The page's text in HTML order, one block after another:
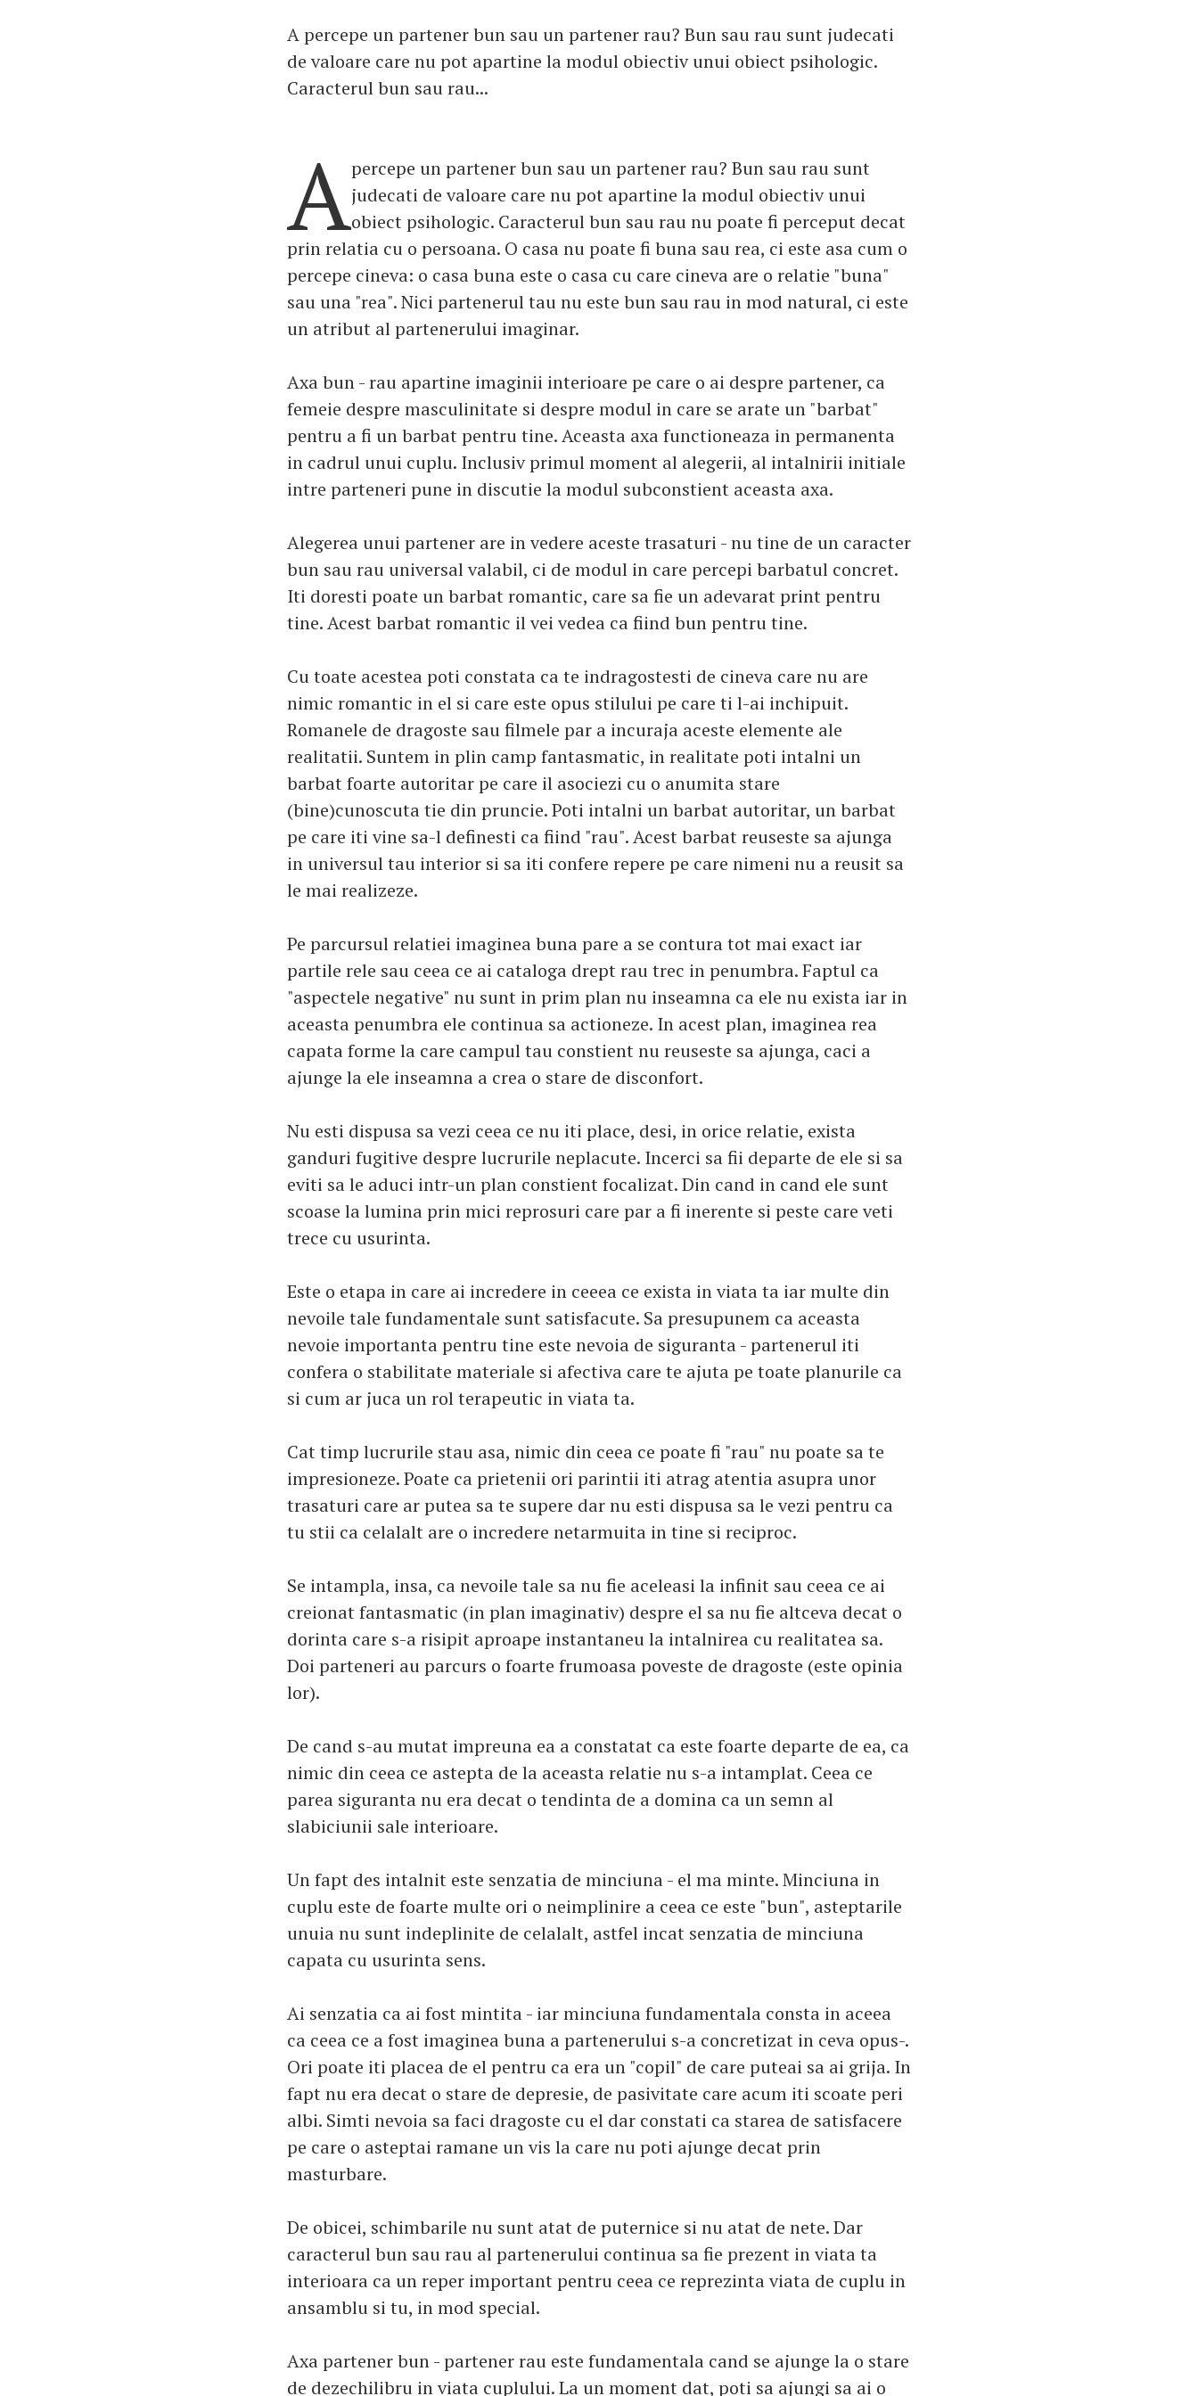
A percepe un partener bun sau un partener rau? Bun sau rau sunt judecati
de valoare care nu pot apartine la modul obiectiv unui obiect psihologic.
Caracterul bun sau rau...
Apercepe un partener bun sau un partener rau? Bun sau rau sunt
judecati de valoare care nu pot apartine la modul obiectiv unui
obiect psihologic. Caracterul bun sau rau nu poate fi perceput decat
prin relatia cu o persoana. O casa nu poate fi buna sau rea, ci este asa cum o
percepe cineva: o casa buna este o casa cu care cineva are o relatie "buna"
sau una "rea". Nici partenerul tau nu este bun sau rau in mod natural, ci este
un atribut al partenerului imaginar.
Axa bun - rau apartine imaginii interioare pe care o ai despre partener, ca
femeie despre masculinitate si despre modul in care se arate un "barbat"
pentru a fi un barbat pentru tine. Aceasta axa functioneaza in permanenta
in cadrul unui cuplu. Inclusiv primul moment al alegerii, al intalnirii initiale
intre parteneri pune in discutie la modul subconstient aceasta axa.
Alegerea unui partener are in vedere aceste trasaturi - nu tine de un caracter
bun sau rau universal valabil, ci de modul in care percepi barbatul concret.
Iti doresti poate un barbat romantic, care sa fie un adevarat print pentru
tine. Acest barbat romantic il vei vedea ca fiind bun pentru tine.
Cu toate acestea poti constata ca te indragostesti de cineva care nu are
nimic romantic in el si care este opus stilului pe care ti l-ai inchipuit.
Romanele de dragoste sau filmele par a incuraja aceste elemente ale
realitatii. Suntem in plin camp fantasmatic, in realitate poti intalni un
barbat foarte autoritar pe care il asociezi cu o anumita stare
(bine)cunoscuta tie din pruncie. Poti intalni un barbat autoritar, un barbat
pe care iti vine sa-l definesti ca fiind "rau". Acest barbat reuseste sa ajunga
in universul tau interior si sa iti confere repere pe care nimeni nu a reusit sa
le mai realizeze.
Pe parcursul relatiei imaginea buna pare a se contura tot mai exact iar
partile rele sau ceea ce ai cataloga drept rau trec in penumbra. Faptul ca
"aspectele negative" nu sunt in prim plan nu inseamna ca ele nu exista iar in
aceasta penumbra ele continua sa actioneze. In acest plan, imaginea rea
capata forme la care campul tau constient nu reuseste sa ajunga, caci a
ajunge la ele inseamna a crea o stare de disconfort.
Nu esti dispusa sa vezi ceea ce nu iti place, desi, in orice relatie, exista
ganduri fugitive despre lucrurile neplacute. Incerci sa fii departe de ele si sa
eviti sa le aduci intr-un plan constient focalizat. Din cand in cand ele sunt
scoase la lumina prin mici reprosuri care par a fi inerente si peste care veti
trece cu usurinta.
Este o etapa in care ai incredere in ceeea ce exista in viata ta iar multe din
nevoile tale fundamentale sunt satisfacute. Sa presupunem ca aceasta
nevoie importanta pentru tine este nevoia de siguranta - partenerul iti
confera o stabilitate materiale si afectiva care te ajuta pe toate planurile ca
si cum ar juca un rol terapeutic in viata ta.
Cat timp lucrurile stau asa, nimic din ceea ce poate fi "rau" nu poate sa te
impresioneze. Poate ca prietenii ori parintii iti atrag atentia asupra unor
trasaturi care ar putea sa te supere dar nu esti dispusa sa le vezi pentru ca
tu stii ca celalalt are o incredere netarmuita in tine si reciproc.
Se intampla, insa, ca nevoile tale sa nu fie aceleasi la infinit sau ceea ce ai
creionat fantasmatic (in plan imaginativ) despre el sa nu fie altceva decat o
dorinta care s-a risipit aproape instantaneu la intalnirea cu realitatea sa.
Doi parteneri au parcurs o foarte frumoasa poveste de dragoste (este opinia
lor).
De cand s-au mutat impreuna ea a constatat ca este foarte departe de ea, ca
nimic din ceea ce astepta de la aceasta relatie nu s-a intamplat. Ceea ce
parea siguranta nu era decat o tendinta de a domina ca un semn al
slabiciunii sale interioare.
Un fapt des intalnit este senzatia de minciuna - el ma minte. Minciuna in
cuplu este de foarte multe ori o neimplinire a ceea ce este "bun", asteptarile
unuia nu sunt indeplinite de celalalt, astfel incat senzatia de minciuna
capata cu usurinta sens.
Ai senzatia ca ai fost mintita - iar minciuna fundamentala consta in aceea
ca ceea ce a fost imaginea buna a partenerului s-a concretizat in ceva opus-.
Ori poate iti placea de el pentru ca era un "copil" de care puteai sa ai grija. In
fapt nu era decat o stare de depresie, de pasivitate care acum iti scoate peri
albi. Simti nevoia sa faci dragoste cu el dar constati ca starea de satisfacere
pe care o asteptai ramane un vis la care nu poti ajunge decat prin
masturbare.
De obicei, schimbarile nu sunt atat de puternice si nu atat de nete. Dar
caracterul bun sau rau al partenerului continua sa fie prezent in viata ta
interioara ca un reper important pentru ceea ce reprezinta viata de cuplu in
ansamblu si tu, in mod special.
Axa partener bun - partener rau este fundamentala cand se ajunge la o stare
de dezechilibru in viata cuplului. La un moment dat, poti sa ajungi sa ai o